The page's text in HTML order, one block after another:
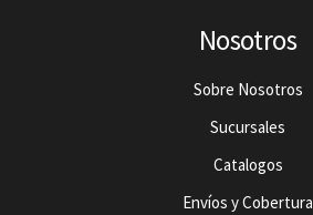
Nosotros
Sobre Nosotros
Sucursales
Catalogos
Envíos y Cobertura